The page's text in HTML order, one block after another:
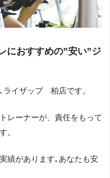
におすすめの”安い”ジ
ライザップ 柏店です。
レーナーが、責任をもって
。
績があります｡あなたも安